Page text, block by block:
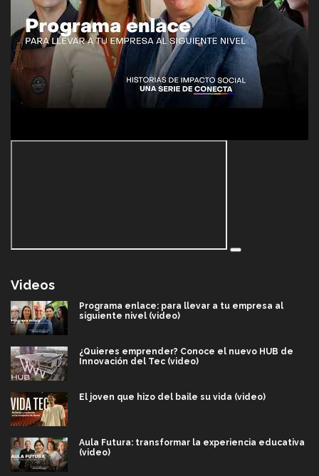
Videos
Programa enlace: para llevar a tu empresa al
siguiente nivel (video)
¿Quieres emprender? Conoce el nuevo HUB de
Innovación del Tec (video)
El joven que hizo del baile su vida (video)
Aula Futura: transformar la experiencia educativa
(video)